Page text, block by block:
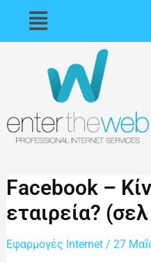
Μετάβαση
περιεχόμενο
Flyout
Menu
Facebook –
εταιρεία?
Εφαρμογές Internet/ 27